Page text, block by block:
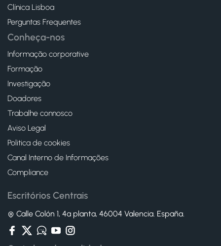
Clínica Lisboa
Perguntas Frequentes
Conheça-nos
Informação corporative
Formação
Investigação
Doadores
Trabalhe connosco
Aviso Legal
Politica de cookies
Canal Interno de Informações
Compliance
Escritórios Centrais
Calle Colón 1, 4ª planta, 46004 Valencia. España.